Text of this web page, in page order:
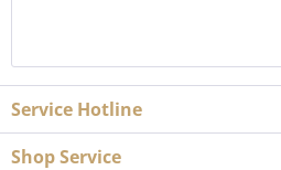
Service Hotline
Shop Service